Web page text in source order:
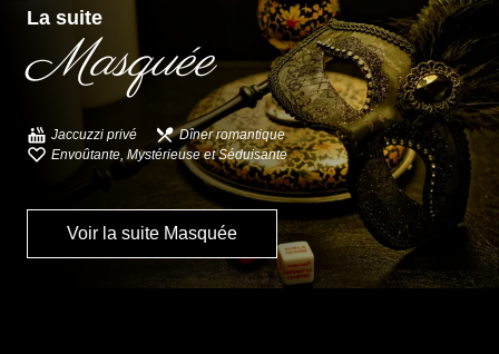
La suite
Masquée
Jaccuzzi privé
Dîner romantique
Envoûtante, Mystérieuse et Séduisante
Voir la suite Masquée